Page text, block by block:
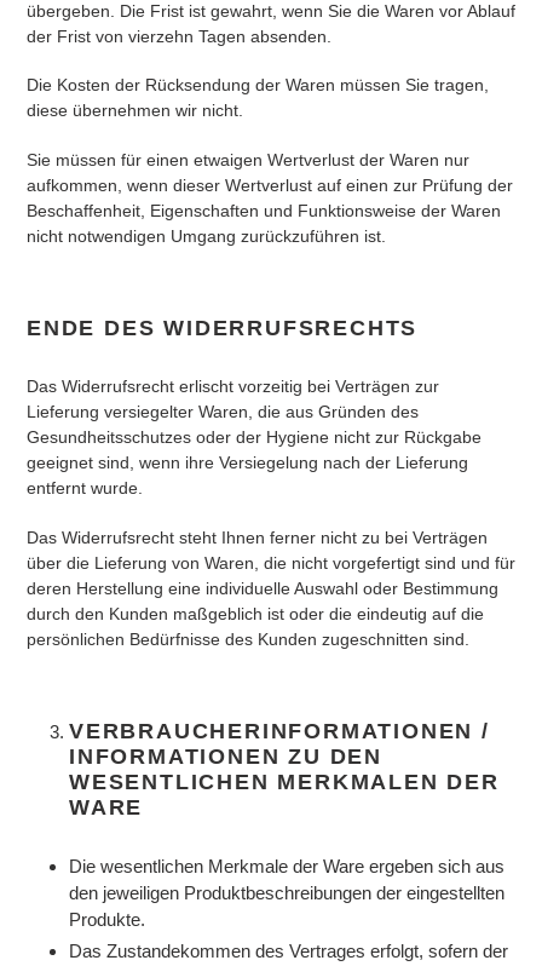
übergeben. Die Frist ist gewahrt, wenn Sie die Waren vor Ablauf
der Frist von vierzehn Tagen absenden.
Die Kosten der Rücksendung der Waren müssen Sie tragen,
diese übernehmen wir nicht.
Sie müssen für einen etwaigen Wertverlust der Waren nur
aufkommen, wenn dieser Wertverlust auf einen zur Prüfung der
Beschaffenheit, Eigenschaften und Funktionsweise der Waren
nicht notwendigen Umgang zurückzuführen ist.
ENDE DES WIDERRUFSRECHTS
Das Widerrufsrecht erlischt vorzeitig bei Verträgen zur
Lieferung versiegelter Waren, die aus Gründen des
Gesundheitsschutzes oder der Hygiene nicht zur Rückgabe
geeignet sind, wenn ihre Versiegelung nach der Lieferung
entfernt wurde.
Das Widerrufsrecht steht Ihnen ferner nicht zu bei Verträgen
über die Lieferung von Waren, die nicht vorgefertigt sind und für
deren Herstellung eine individuelle Auswahl oder Bestimmung
durch den Kunden maßgeblich ist oder die eindeutig auf die
persönlichen Bedürfnisse des Kunden zugeschnitten sind.
VERBRAUCHERINFORMATIONEN /
INFORMATIONEN ZU DEN
WESENTLICHEN MERKMALEN DER
WARE
Die wesentlichen Merkmale der Ware ergeben sich aus
den jeweiligen Produktbeschreibungen der eingestellten
Produkte.
Das Zustandekommen des Vertrages erfolgt, sofern der